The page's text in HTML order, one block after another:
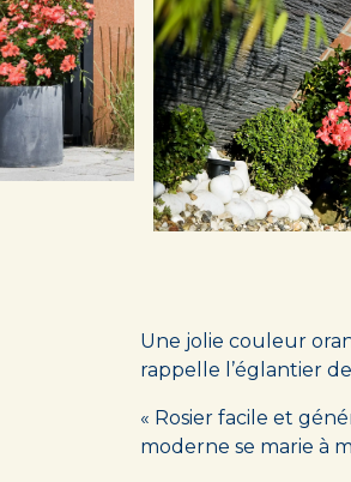
Une jolie couleur
rappelle l’églantier
« Rosier facile et
moderne se marie à